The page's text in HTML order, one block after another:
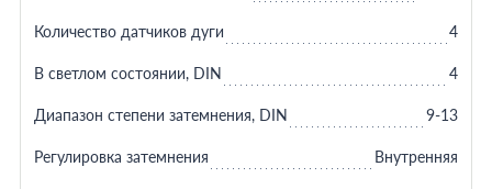
Количество датчиков дуги 4
В светлом состоянии, DIN 4
Диапазон степени затемнения, DIN 9-13
Регулировка затемнения Внутренняя